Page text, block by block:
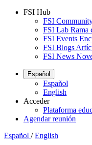
FSI Hub
FSI
FSI Lab Rama
FSI Events
FSI Blogs
FSI News
Español
Español
English
Acceder
Plataforma
Agendar reunión
Español / English